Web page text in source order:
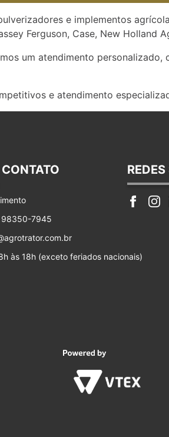
e implementos
Ferguson, Case, New Holland
um atendimento personalizado,
e atendimento
98350-7945
às 18h (exceto feriados nacionais)